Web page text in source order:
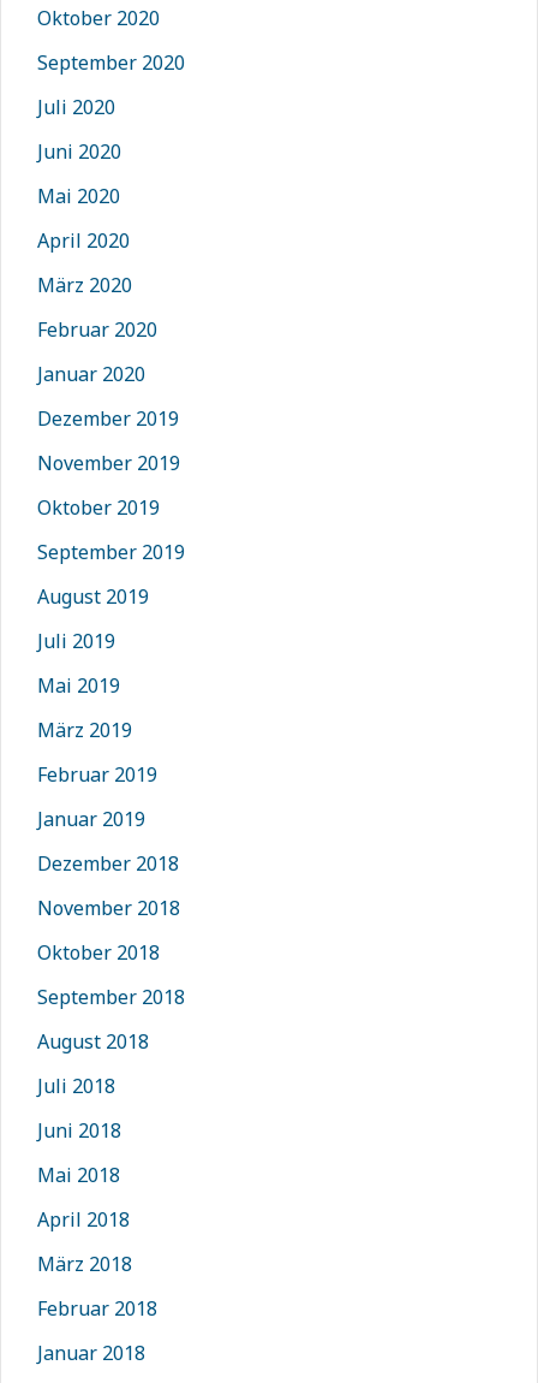
Oktober 2020
September 2020
Juli 2020
Juni 2020
Mai 2020
April 2020
März 2020
Februar 2020
Januar 2020
Dezember 2019
November 2019
Oktober 2019
September 2019
August 2019
Juli 2019
Mai 2019
März 2019
Februar 2019
Januar 2019
Dezember 2018
November 2018
Oktober 2018
September 2018
August 2018
Juli 2018
Juni 2018
Mai 2018
April 2018
März 2018
Februar 2018
Januar 2018